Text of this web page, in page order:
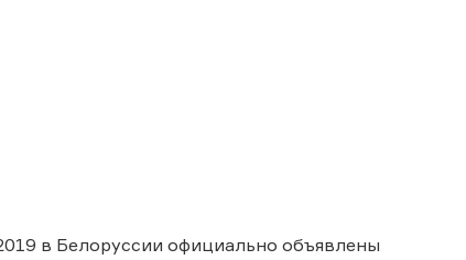
в Белоруссии официально объявлены